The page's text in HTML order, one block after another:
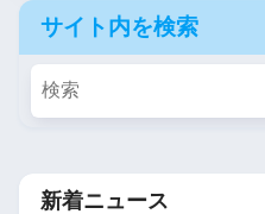
サイト内を検索
新着ニュース